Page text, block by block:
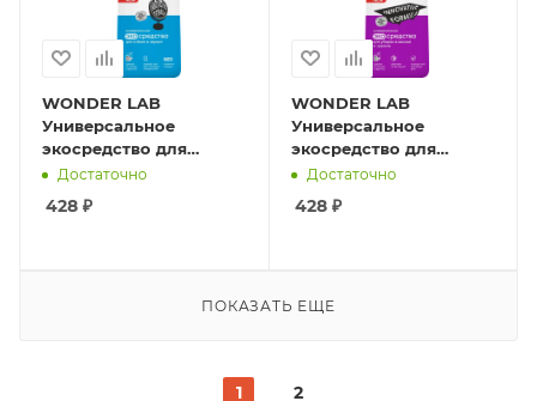
WONDER LAB
Универсальное
экосредство для
стёкол и зеркал 0,55л
Достаточно
428 ₽
WONDER LAB
Универсальное
экосредство для
уборки в ванной и
Достаточно
428₽
ПОКАЗАТЬ ЕЩЕ
1 2